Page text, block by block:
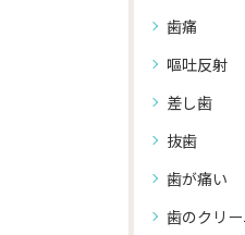
歯痛
嘔吐反射
差し歯
抜歯
歯が痛い
歯のクリ